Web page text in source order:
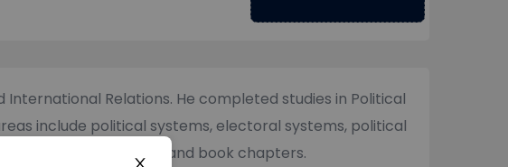
International Relations. He completed studies in Political
include political systems, electoral systems, political
policy papers, and book chapters.